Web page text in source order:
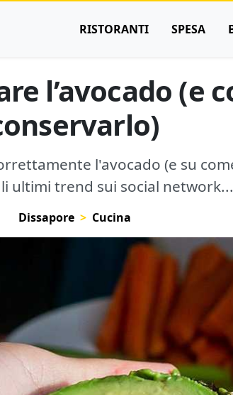
RISTORANTI SPESA
l’avocado (e
l'avocado (e su
ultimi trend sui social network...
Dissapore Cucina